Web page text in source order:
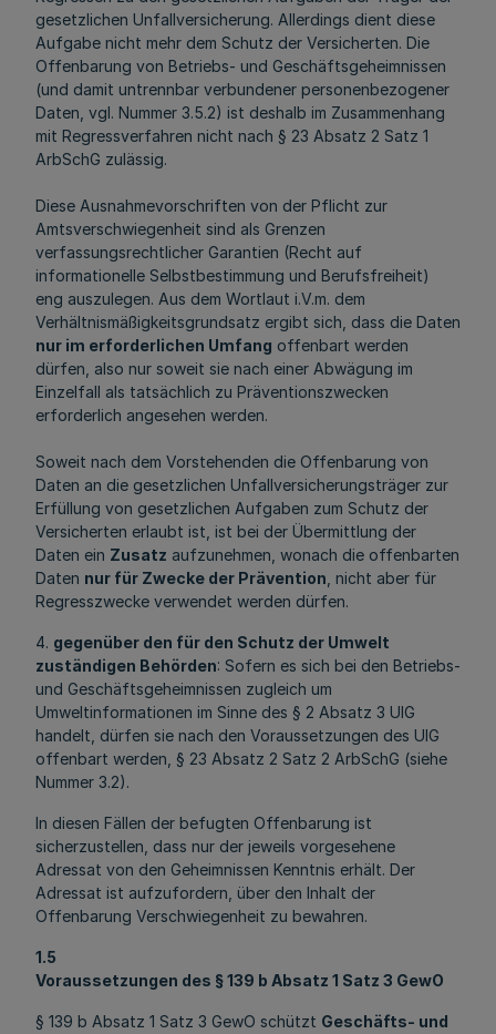
gesetzlichen Unfallversicherung. Allerdings dient diese
Aufgabe nicht mehr dem Schutz der Versicherten. Die
Offenbarung von Betriebs- und Geschäftsgeheimnissen
(und damit untrennbar verbundener personenbezogener
Daten, vgl. Nummer 3.5.2) ist deshalb im Zusammenhang
mit Regressverfahren nicht nach § 23 Absatz 2 Satz 1
ArbSchG zulässig.
Diese Ausnahmevorschriften von der Pflicht zur
Amtsverschwiegenheit sind als Grenzen
verfassungsrechtlicher Garantien (Recht auf
informationelle Selbstbestimmung und Berufsfreiheit)
eng auszulegen. Aus dem Wortlaut i.V.m. dem
Verhältnismäßigkeitsgrundsatz ergibt sich, dass die Daten
nur im erforderlichen Umfang offenbart werden
dürfen, also nur soweit sie nach einer Abwägung im
Einzelfall als tatsächlich zu Präventionszwecken
erforderlich angesehen werden.
Soweit nach dem Vorstehenden die Offenbarung von
Daten an die gesetzlichen Unfallversicherungsträger zur
Erfüllung von gesetzlichen Aufgaben zum Schutz der
Versicherten erlaubt ist, ist bei der Übermittlung der
Daten ein Zusatz aufzunehmen, wonach die offenbarten
Daten nur für Zwecke der Prävention , nicht aber für
Regresszwecke verwendet werden dürfen.
4. gegenüber den für den Schutz der Umwelt
zuständigen Behörden: Sofern es sich bei den Betriebs-
und Geschäftsgeheimnissen zugleich um
Umweltinformationen im Sinne des § 2 Absatz 3 UIG
handelt, dürfen sie nach den Voraussetzungen des UIG
offenbart werden, § 23 Absatz 2 Satz 2 ArbSchG (siehe
Nummer 3.2).
In diesen Fällen der befugten Offenbarung ist
sicherzustellen, dass nur der jeweils vorgesehene
Adressat von den Geheimnissen Kenntnis erhält. Der
Adressat ist aufzufordern, über den Inhalt der
Offenbarung Verschwiegenheit zu bewahren.
1.5
Voraussetzungen des § 139 b Absatz 1 Satz 3 GewO
§ 139 b Absatz 1 Satz 3 GewO schützt Geschäfts- und